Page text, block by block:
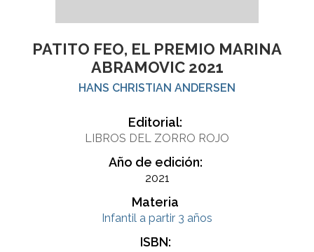
PATITO FEO, EL PREMIO MARINA
ABRAMOVIC 2021
HANS CHRISTIAN ANDERSEN
Editorial:
LIBROS DEL ZORRO ROJO
Año de edición:
2021
Materia
Infantil a partir 3 años
ISBN: